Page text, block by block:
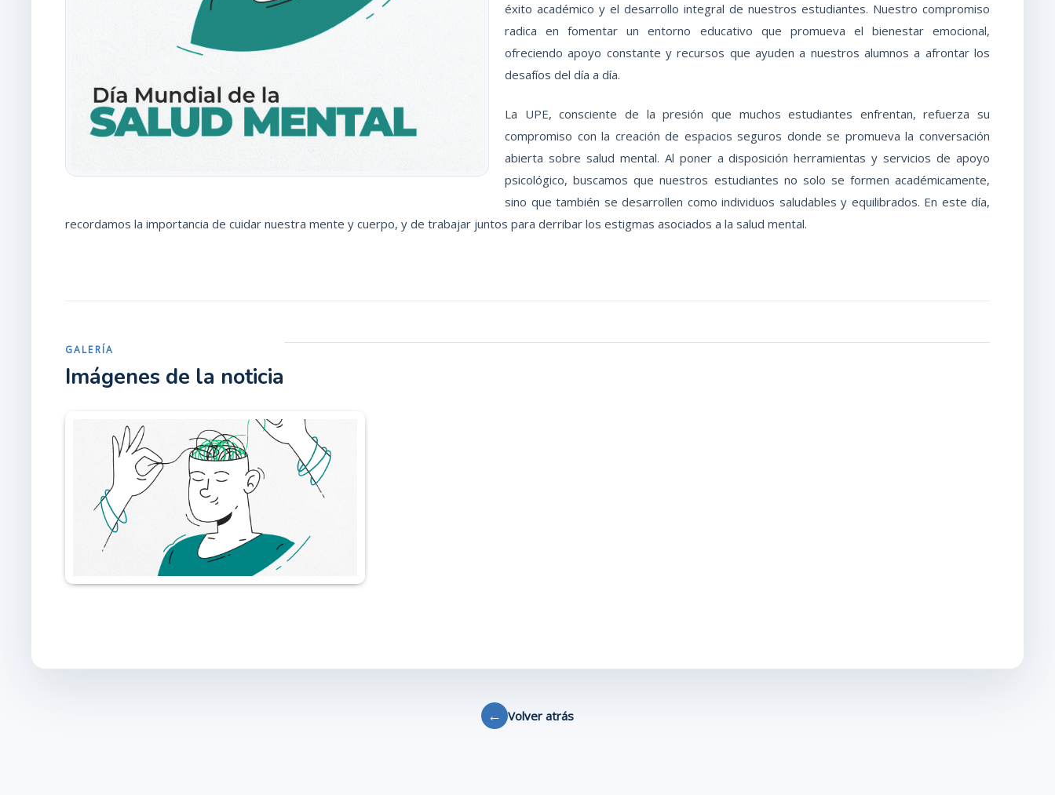
éxito académico y el desarrollo integral de nuestros estudiantes. Nuestro compromiso
radica en fomentar un entorno educativo que promueva el bienestar emocional,
ofreciendo apoyo constante y recursos que ayuden a nuestros alumnos a afrontar los
desafíos del día a día.
La UPE, consciente de la presión que muchos estudiantes enfrentan, refuerza su
compromiso con la creación de espacios seguros donde se promueva la conversación
abierta sobre salud mental. Al poner a disposición herramientas y servicios de apoyo
psicológico, buscamos que nuestros estudiantes no solo se formen académicamente,
sino que también se desarrollen como individuos saludables y equilibrados. En este día,
recordamos la importancia de cuidar nuestra mente y cuerpo, y de trabajar juntos para derribar los estigmas asociados a la salud mental.
GALERÍA
Imágenes de la noticia
← Volver atrás